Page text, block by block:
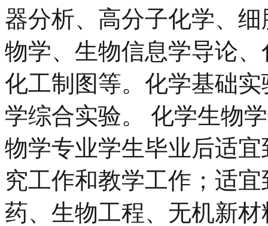
器分析、高分子化学、
物学、生物信息学导论
化工制图等。化学基础
学综合实验。 化学生物
物学专业学生毕业后适
究工作和教学工作；适
药、生物工程、无机新